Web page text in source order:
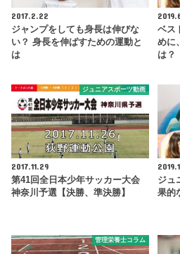
2017.2.22
ジャンプをしても身長は伸びな
い？ 身長を伸ばすための運動と
は
ベス
めに
は？
ジュニアスポーツ動画
2017.11.29
第41回全日本少年サッカー大会
神奈川予選【決勝、準決勝】
ジュ
果的
管理栄養士コラム